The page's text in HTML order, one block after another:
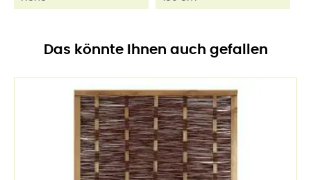
Das könnte Ihnen auch gefallen